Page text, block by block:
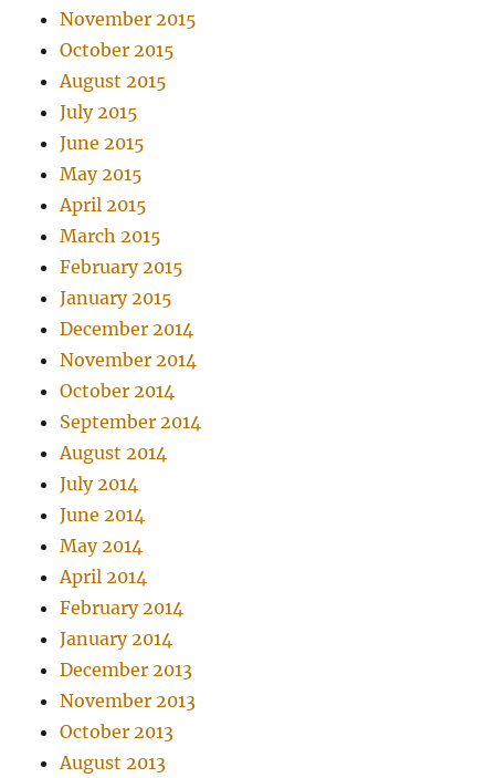
November 2015
October 2015
August 2015
July 2015
June 2015
May 2015
April 2015
March 2015
February 2015
January 2015
December 2014
November 2014
October 2014
September 2014
August 2014
July 2014
June 2014
May 2014
April 2014
February 2014
January 2014
December 2013
November 2013
October 2013
August 2013